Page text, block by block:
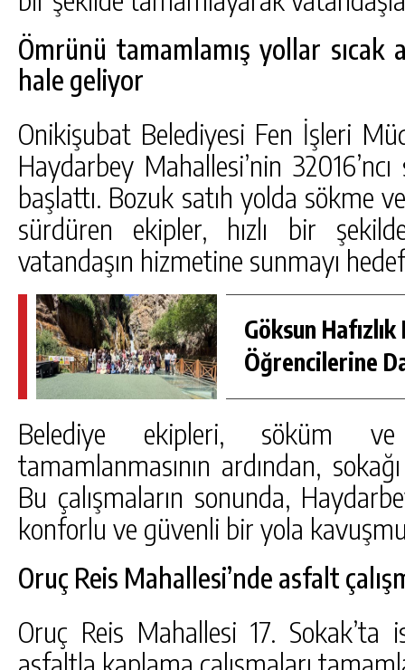
Ömrünü tamamlamış yollar
hale geliyor
Onikişubat Belediyesi Fen İşleri
Haydarbey Mahallesi’nin
başlattı. Bozuk satıh yolda sökme
sürdüren ekipler, hızlı bir
vatandaşın hizmetine sunmayı
Göksun Hafızlık
Öğrencilerine
Belediye ekipleri, söküm
tamamlanmasının ardından,
Bu çalışmaların sonunda,
konforlu ve güvenli bir yola
Oruç Reis Mahallesi’nde asfalt
Oruç Reis Mahallesi 17. Sokak’ta
asfaltla kaplama çalışmaları